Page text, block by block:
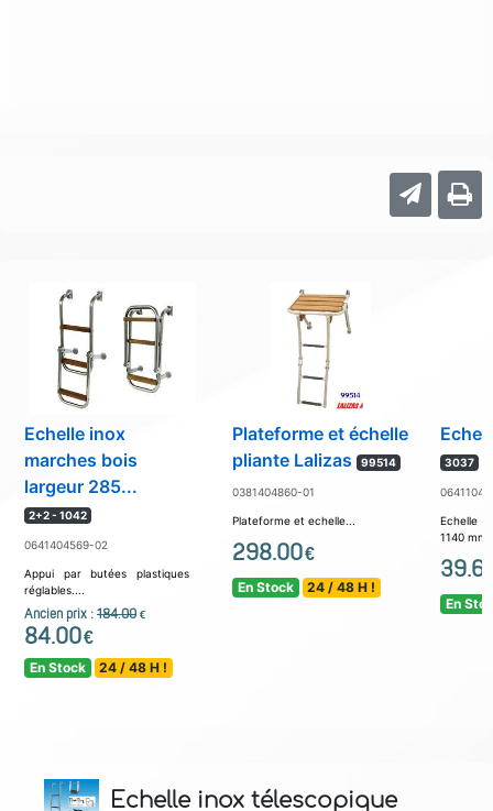
Echelle inox
marches bois
largeur 285...
2+2 - 1042
0641404569-02
Appui par butées plastiques
réglables....
Ancien prix : 184.00 €
84.00€
En Stock 24 / 48 H !
Plateforme et échelle
pliante Lalizas
99514
0381404860-01
Plateforme et echelle...
298.00€
En Stock 24 / 48 H !
3037
Echelle
1140
En
Echelle inox télescopique